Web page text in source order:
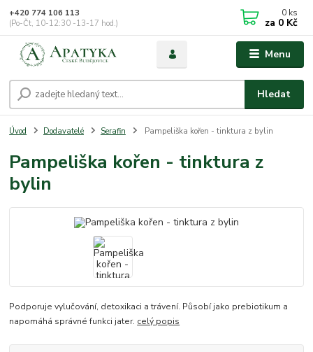
Menu
Hledat
+420 774 106 113
(Po-Čt, 10-12:30 -13-17 hod.)
0 ks
za 0 Kč
Úvod Dodavatelé Serafin Pampeliška kořen - tinktura z bylin
Pampeliška kořen - tinktura z
bylin
Podporuje vylučování, detoxikaci a trávení. Působí jako prebiotikum a
napomáhá správné funkci jater. celý popis